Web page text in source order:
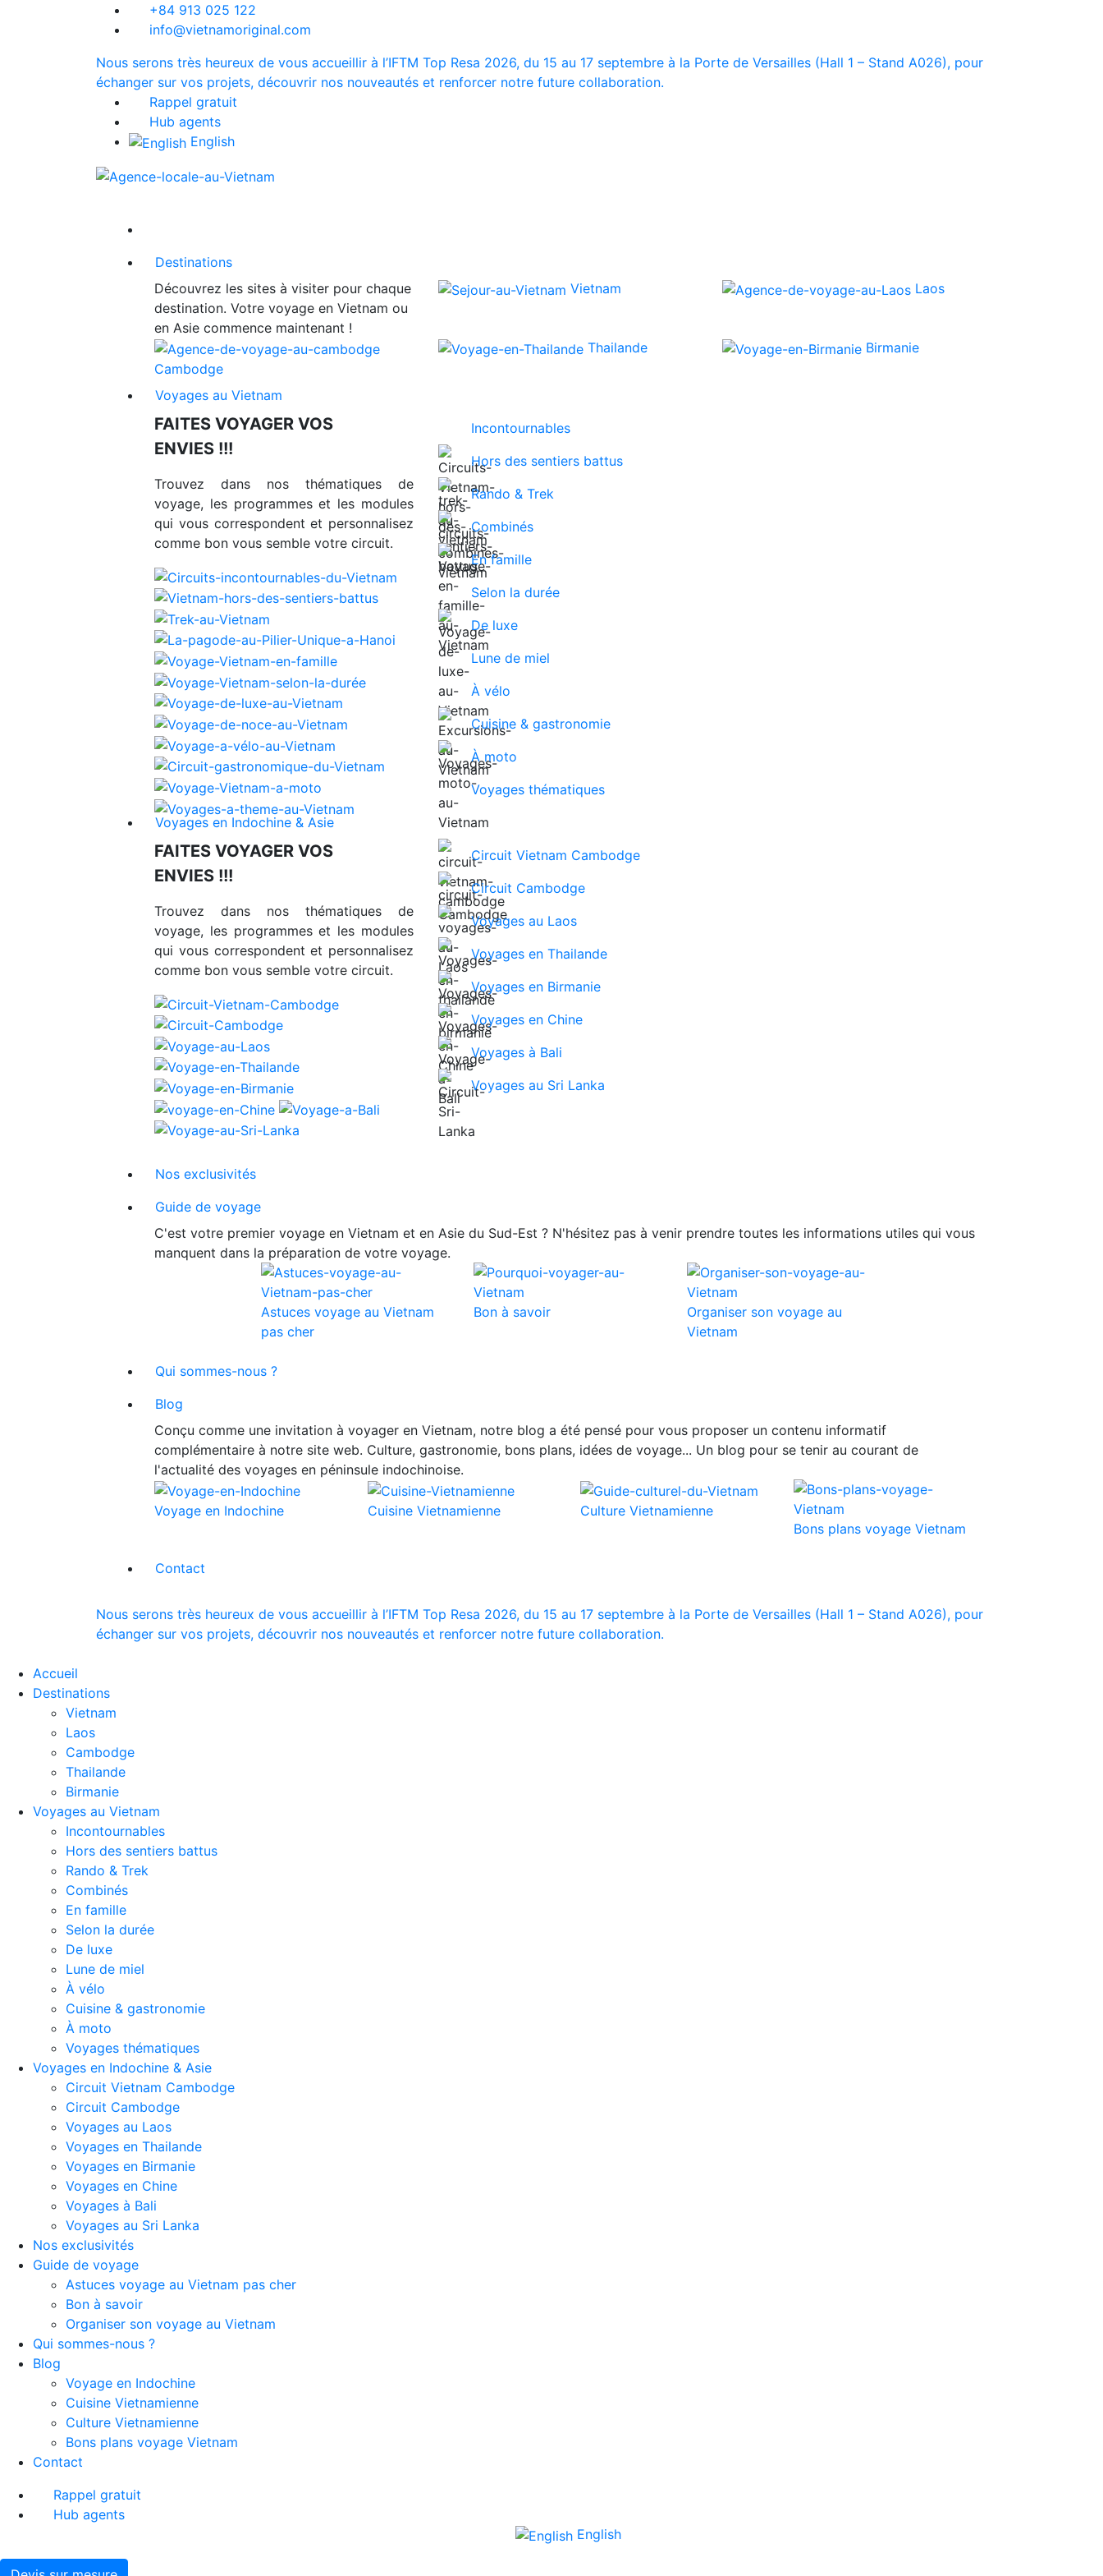
+84 913 025 122
info@vietnamoriginal.com
Nous serons très heureux de vous accueillir à l’IFTM Top Resa 2026, du 15 au 17 septembre à la Porte de Versailles (Hall 1 – Stand A026), pour
échanger sur vos projets, découvrir nos nouveautés et renforcer notre future collaboration.
Rappel gratuit
Hub agents
English
Destinations
Découvrez les sites à visiter pour chaque
destination. Votre voyage en Vietnam ou
en Asie commence maintenant !
Vietnam Laos
Cambodge
Thailande Birmanie
Voyages au Vietnam
FAITES VOYAGER VOS
ENVIES !!!
Trouvez dans nos thématiques de
voyage, les programmes et les modules
qui vous correspondent et personnalisez
comme bon vous semble votre circuit.
Incontournables
Hors des sentiers battus
Rando & Trek
Combinés
En famille
Selon la durée
De luxe
Lune de miel
À vélo
Cuisine & gastronomie
À moto
Voyages thématiques
Voyages en Indochine & Asie
FAITES VOYAGER VOS
ENVIES !!!
Trouvez dans nos thématiques de
voyage, les programmes et les modules
qui vous correspondent et personnalisez
comme bon vous semble votre circuit.
Circuit Vietnam Cambodge
Circuit Cambodge
Voyages au Laos
Voyages en Thailande
Voyages en Birmanie
Voyages en Chine
Voyages à Bali
Voyages au Sri Lanka
Nos exclusivités
Guide de voyage
C'est votre premier voyage en Vietnam et en Asie du Sud-Est ? N'hésitez pas à venir prendre toutes les informations utiles qui vous
manquent dans la préparation de votre voyage.
Astuces voyage au Vietnam
pas cher
Bon à savoir
Organiser son voyage au
Vietnam
Qui sommes-nous ?
Blog
Conçu comme une invitation à voyager en Vietnam, notre blog a été pensé pour vous proposer un contenu informatif
complémentaire à notre site web. Culture, gastronomie, bons plans, idées de voyage... Un blog pour se tenir au courant de
l'actualité des voyages en péninsule indochinoise.
Voyage en Indochine Cuisine Vietnamienne
Culture Vietnamienne
Bons plans voyage Vietnam
Contact
Nous serons très heureux de vous accueillir à l’IFTM Top Resa 2026, du 15 au 17 septembre à la Porte de Versailles (Hall 1 – Stand A026), pour
échanger sur vos projets, découvrir nos nouveautés et renforcer notre future collaboration.
Accueil
Destinations
Vietnam
Laos
Cambodge
Thailande
Birmanie
Voyages au Vietnam
Incontournables
Hors des sentiers battus
Rando & Trek
Combinés
En famille
Selon la durée
De luxe
Lune de miel
À vélo
Cuisine & gastronomie
À moto
Voyages thématiques
Voyages en Indochine & Asie
Circuit Vietnam Cambodge
Circuit Cambodge
Voyages au Laos
Voyages en Thailande
Voyages en Birmanie
Voyages en Chine
Voyages à Bali
Voyages au Sri Lanka
Nos exclusivités
Guide de voyage
Astuces voyage au Vietnam pas cher
Bon à savoir
Organiser son voyage au Vietnam
Qui sommes-nous ?
Blog
Voyage en Indochine
Cuisine Vietnamienne
Culture Vietnamienne
Bons plans voyage Vietnam
Contact
Rappel gratuit
Hub agents
English